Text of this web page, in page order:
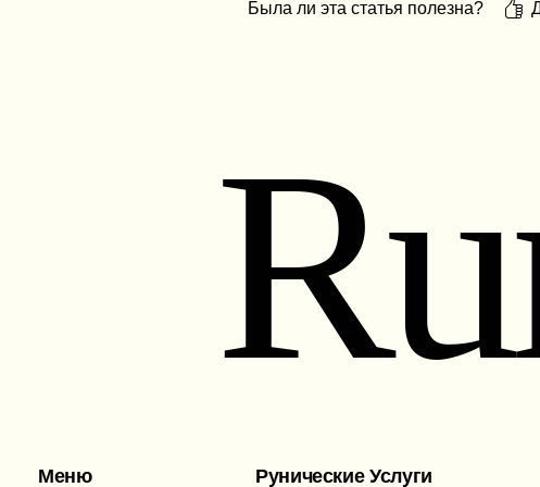
Была ли эта статья полезна?
Меню Рунические Услуги